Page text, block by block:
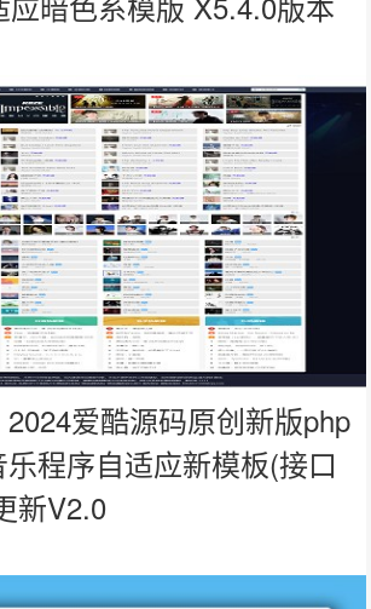
2024爱酷源码原创新版php
程序自适应新模板(接口
新V2.0